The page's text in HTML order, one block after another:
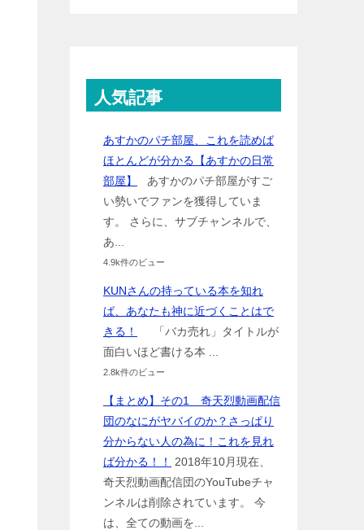
人気記事
あすかのパチ部屋、これを読めば
ほとんどが分かる【あすかの日常
部屋】
あすかのパチ部屋がすご
い勢いでファンを獲得していま
す。 さらに、サブチャンネルで、
あ...
4.9k件のビュー
KUNさんの持っている本を知れ
ば、あなたも神に近づくことはで
きる！
「バカ売れ」タイトルが
面白いほど書ける本 ...
2.8k件のビュー
【まとめ】その1 奇天烈動画配信
団のなにがヤバイのか？さっぱり
分からない人の為に！これを見れ
ば分かる！！
2018年10月現在、
奇天烈動画配信団のYouTubeチャ
ンネルは削除されています。 今
は、全ての動画を...